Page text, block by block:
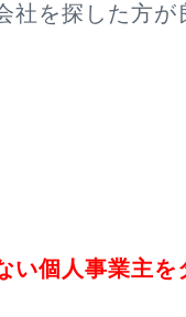
社を探した方が
い個人事業主